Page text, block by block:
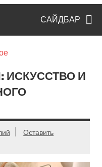
САЙДБАР
ИСКУССТВО И
Оставить